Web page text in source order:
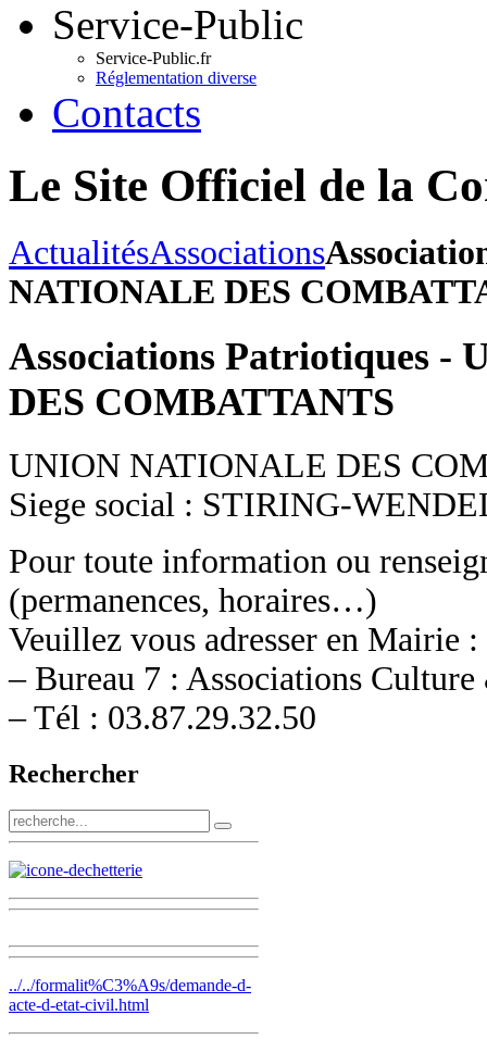
Service-Public
Service-Public.fr
Réglementation diverse
Contacts
Le Site Officiel de la
ActualitésAssociations
NATIONALE DES
Associations Patriotiques -
DES COMBATTANTS
UNION NATIONALE DES
Siege social : STIRING-
Pour toute information ou
(permanences, horaires…)
Veuillez vous adresser en Mairie :
– Bureau 7 : Associations
– Tél : 03.87.29.32.50
Rechercher
../../formalit%C3%A9s/demande-d-
acte-d-etat-civil.html